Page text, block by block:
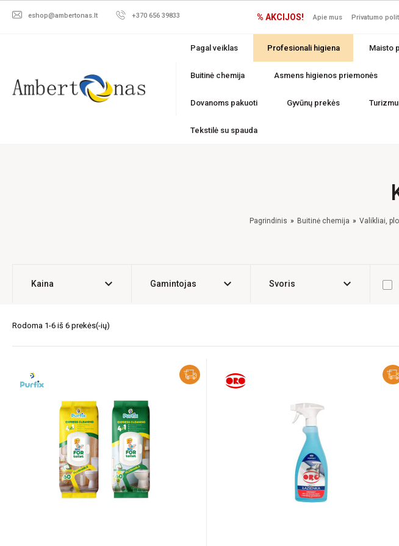
eshop@ambertonas.lt +370 656 39833 % AKCIJOS! Apie mus Privatumo
Pagal veiklas Profesionali higiena Maisto
Buitinė chemija Asmens higienos priemonės
Dovanoms pakuoti Gyvūnų prekės
Tekstilė su spauda
Pagrindinis Buitinė chemija Valikliai,
Kaina expand_more Gamintojas expand_more Svoris expand_more
Rodoma 1-6 iš 6 prekės(-ių)